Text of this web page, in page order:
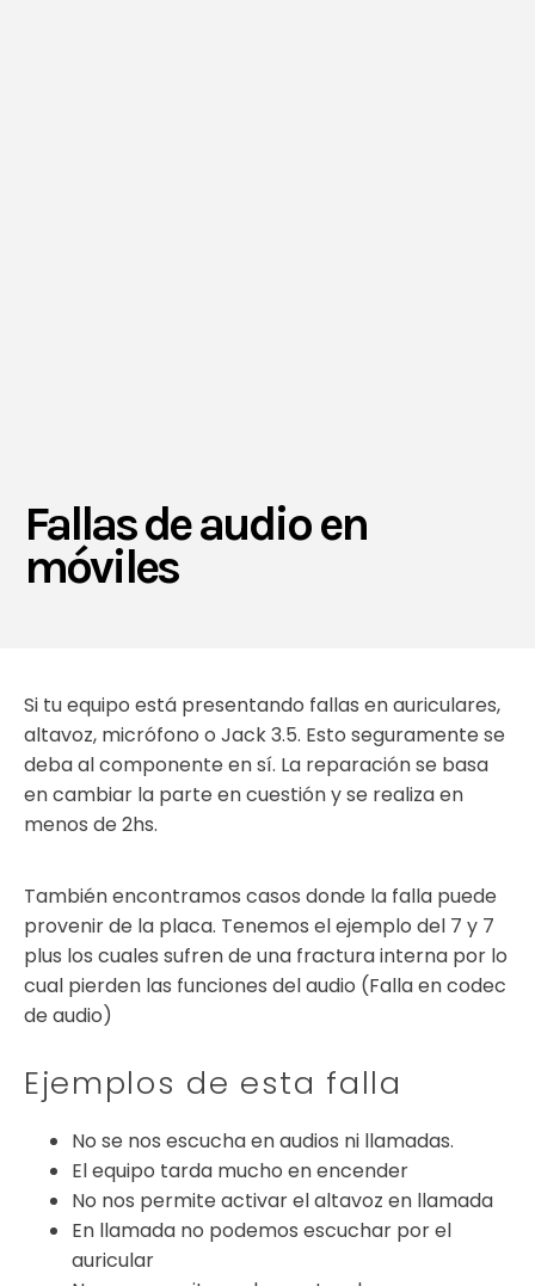
Fallas de audio en
móviles
Si tu equipo está presentando fallas en auriculares,
altavoz, micrófono o Jack 3.5. Esto seguramente se
deba al componente en sí. La reparación se basa
en cambiar la parte en cuestión y se realiza en
menos de 2hs.
También encontramos casos donde la falla puede
provenir de la placa. Tenemos el ejemplo del 7 y 7
plus los cuales sufren de una fractura interna por lo
cual pierden las funciones del audio (Falla en codec
de audio)
Ejemplos de esta falla
No se nos escucha en audios ni llamadas.
El equipo tarda mucho en encender
No nos permite activar el altavoz en llamada
En llamada no podemos escuchar por el
auricular